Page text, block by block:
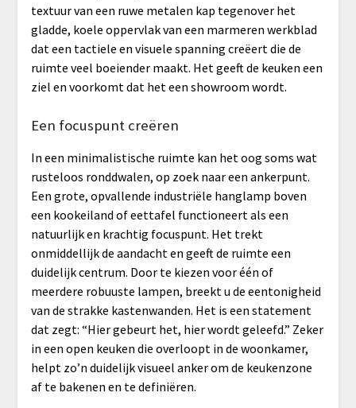
textuur van een ruwe metalen kap tegenover het
gladde, koele oppervlak van een marmeren werkblad
dat een tactiele en visuele spanning creëert die de
ruimte veel boeiender maakt. Het geeft de keuken een
ziel en voorkomt dat het een showroom wordt.
Een focuspunt creëren
In een minimalistische ruimte kan het oog soms wat
rusteloos ronddwalen, op zoek naar een ankerpunt.
Een grote, opvallende industriële hanglamp boven
een kookeiland of eettafel functioneert als een
natuurlijk en krachtig focuspunt. Het trekt
onmiddellijk de aandacht en geeft de ruimte een
duidelijk centrum. Door te kiezen voor één of
meerdere robuuste lampen, breekt u de eentonigheid
van de strakke kastenwanden. Het is een statement
dat zegt: “Hier gebeurt het, hier wordt geleefd.” Zeker
in een open keuken die overloopt in de woonkamer,
helpt zo’n duidelijk visueel anker om de keukenzone
af te bakenen en te definiëren.